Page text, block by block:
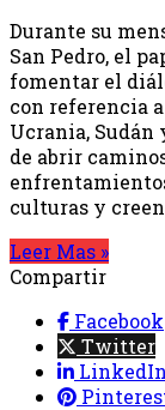
Durante su
San Pedro, el
fomentar el
con referencia
Ucrania,
de abrir
culturas y
Leer Mas »
Compartir
Facebook
Twitter
LinkedIn